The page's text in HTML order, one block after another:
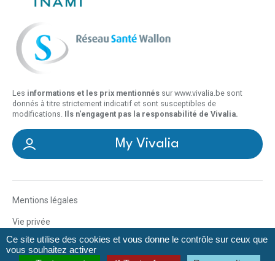
Les informations et les prix mentionnés sur www.vivalia.be sont
donnés à titre strictement indicatif et sont susceptibles de
modifications. Ils n'engagent pas la responsabilité de Vivalia.
My Vivalia
Mentions légales
Vie privée
Déclaration d’accessibilité
Ce site utilise des cookies et vous donne le contrôle sur ceux que
vous souhaitez activer